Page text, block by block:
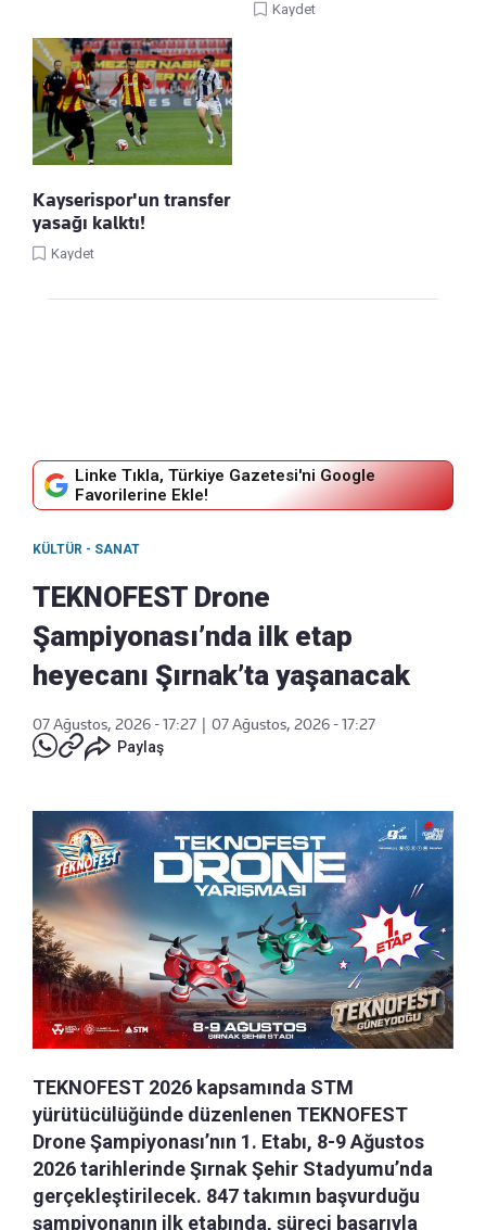
Kaydet
Kayserispor'un transfer
yasağı kalktı!
Kaydet
Linke Tıkla, Türkiye Gazetesi'ni Google
Favorilerine Ekle!
KÜLTÜR - SANAT
TEKNOFEST Drone
Şampiyonası’nda ilk etap
heyecanı Şırnak’ta yaşanacak
07 Ağustos, 2026 - 17:27
07 Ağustos, 2026 - 17:27
Paylaş
TEKNOFEST 2026 kapsamında STM
yürütücülüğünde düzenlenen TEKNOFEST
Drone Şampiyonası’nın 1. Etabı, 8-9 Ağustos
2026 tarihlerinde Şırnak Şehir Stadyumu’nda
gerçekleştirilecek. 847 takımın başvurduğu
şampiyonanın ilk etabında, süreci başarıyla